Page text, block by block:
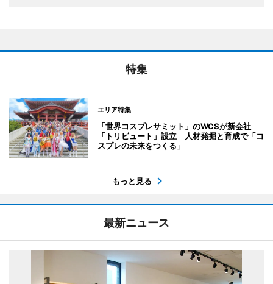
特集
エリア特集
「世界コスプレサミット」のWCSが新会社
「トリビュート」設立 人材発掘と育成で「コ
スプレの未来をつくる」
もっと見る
最新ニュース